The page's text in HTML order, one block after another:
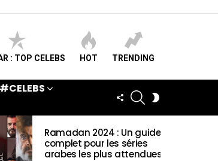
: TOP CELEBS HOT TRENDING
#CELEBS
FOLLOWSEARCH
Ramadan 2024 : Un guide
complet pour les séries
arabes les plus attendues